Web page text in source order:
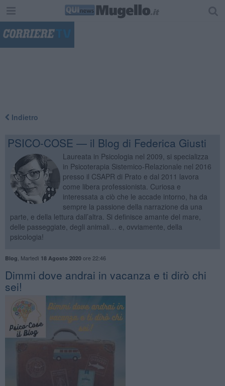
Indietro
PSICO-COSE — il Blog di Federica Giusti
Laureata in Psicologia nel 2009, si specializza
in Psicoterapia Sistemico-Relazionale nel 2016
presso il CSAPR di Prato e dal 2011 lavora
come libera professionista. Curiosa e
interessata a ciò che le accade intorno, ha da
sempre la passione della narrazione da una
parte, e della lettura dall’altra. Si definisce amante del mare,
delle passeggiate, degli animali… e, ovviamente, della
psicologia!
Blog Martedì 18 Agosto 2020ore 22:46
Dimmi dove andrai in vacanza e ti dirò chi
sei!